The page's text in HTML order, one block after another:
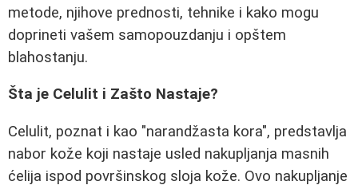
metode, njihove prednosti, tehnike i kako mogu
doprineti vašem samopouzdanju i opštem
blahostanju.
Šta je Celulit i Zašto Nastaje?
Celulit, poznat i kao "narandžasta kora", predstavlja
nabor kože koji nastaje usled nakupljanja masnih
ćelija ispod površinskog sloja kože. Ovo nakupljanje